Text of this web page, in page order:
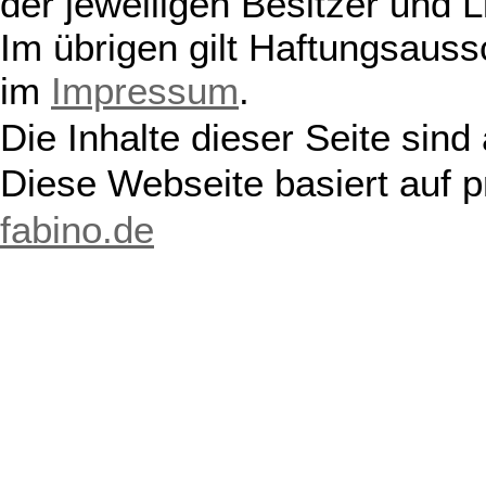
Im übrigen gilt
im Impressum.
Die Inhalte dieser Seite
Diese Webseite basiert auf
fabino.de